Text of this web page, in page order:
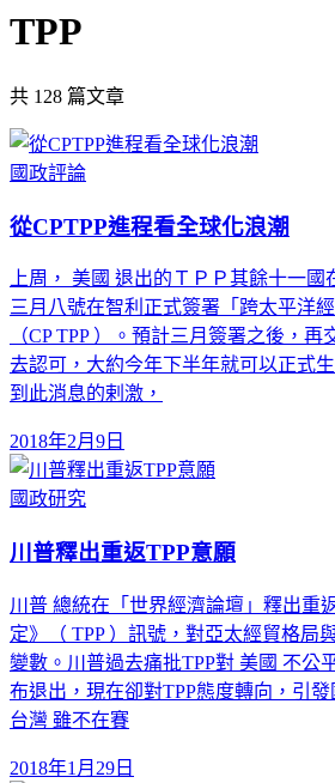
TPP
共 128 篇文章
國政評論
從CPTPP進程看全球化浪潮
上周， 美國 退出的ＴＰＰ其餘十一
三月八號在智利正式簽署「跨太平洋
（CP TPP ）。預計三月簽署之後，
去認可，大約今年下半年就可以正式
到此消息的剌激，
2018年2月9日
國政研究
川普釋出重返TPP意願
川普 總統在「世界經濟論壇」釋出重
定》（ TPP ）訊號，對亞太經貿格局
變數。川普過去痛批TPP對 美國 不公
布退出，現在卻對TPP態度轉向，引
台灣 雖不在賽
2018年1月29日